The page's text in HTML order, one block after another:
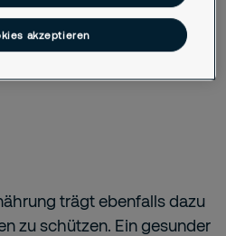
an der frischen Luft
auch noch durch die
Serotonin für gute
trägt ebenfalls dazu
zu schützen. Ein gesunder
akzeptieren